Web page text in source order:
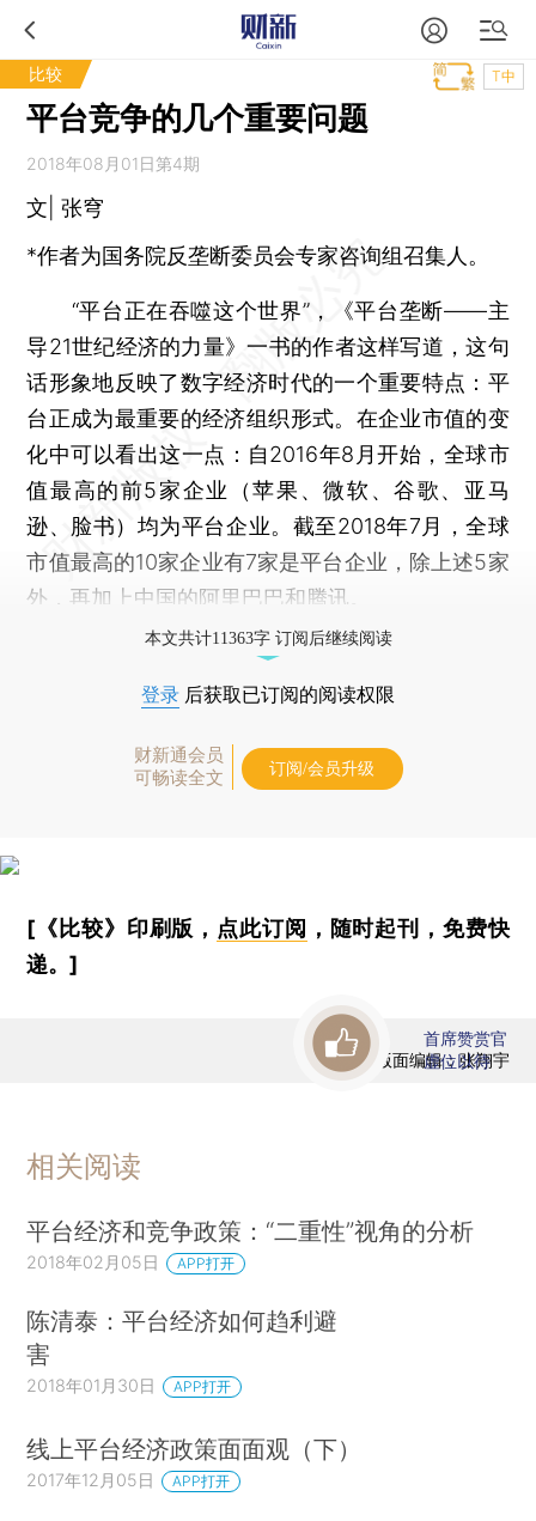
比较 T中
平台竞争的几个重要问题
2018年08月01日第4期
文| 张穹
*作者为国务院反垄断委员会专家咨询组召集人。
“平台正在吞噬这个世界”，《平台垄断——主
导21世纪经济的力量》一书的作者这样写道，这句
话形象地反映了数字经济时代的一个重要特点：平
台正成为最重要的经济组织形式。在企业市值的变
化中可以看出这一点：自2016年8月开始，全球市
值最高的前5家企业（苹果、微软、谷歌、亚马
逊、脸书）均为平台企业。截至2018年7月，全球
市值最高的10家企业有7家是平台企业，除上述5家
外，再加上中国的阿里巴巴和腾讯。
本文共计11363字 订阅后继续阅读
登录 后获取已订阅的阅读权限
财新通会员
可畅读全文
订阅/会员升级
[《比较》印刷版， 点此订阅 ，随时起刊，免费快
递。]
版面编辑：张翔宇
首席赞赏官
虚位以待
相关阅读
平台经济和竞争政策：“二重性”视角的分析
2018年02月05日 APP打开
陈清泰：平台经济如何趋利避
害
2018年01月30日 APP打开
线上平台经济政策面面观（下）
2017年12月05日 APP打开